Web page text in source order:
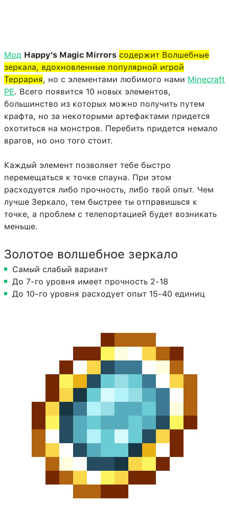
Мод Happy's Magic Mirrors содержит Волшебные
зеркала, вдохновленные популярной игрой
Террария, но с элементами любимого нами Minecraft
PE. Всего появится 10 новых элементов,
большинство из которых можно получить путем
крафта, но за некоторыми артефактами придется
охотиться на монстров. Перебить придется немало
врагов, но оно того стоит.
Каждый элемент позволяет тебе быстро
перемещаться к точке спауна. При этом
расходуется либо прочность, либо твой опыт. Чем
лучше Зеркало, тем быстрее ты отправишься к
точке, а проблем с телепортацией будет возникать
меньше.
Золотое волшебное зеркало
Самый слабый вариант
До 7-го уровня имеет прочность 2-18
До 10-го уровня расходует опыт 15-40 единиц